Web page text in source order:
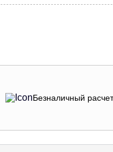
Безналичный расчет